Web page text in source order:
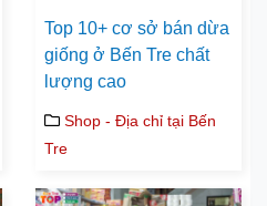
Top 10+ cơ sở bán dừa
giống ở Bến Tre chất
lượng cao
Shop - Địa chỉ tại Bến
Tre